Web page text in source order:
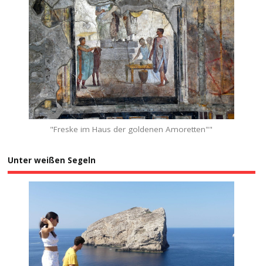
"Freske im Haus der goldenen Amoretten""
Unter weißen Segeln